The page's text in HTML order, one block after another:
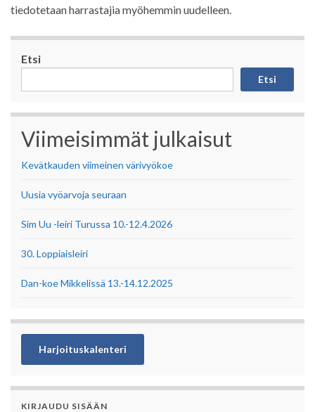
tiedotetaan harrastajia myöhemmin uudelleen.
Etsi
Etsi
Viimeisimmät julkaisut
Kevätkauden viimeinen värivyökoe
Uusia vyöarvoja seuraan
Sim Uu -leiri Turussa 10.-12.4.2026
30. Loppiaisleiri
Dan-koe Mikkelissä 13.-14.12.2025
Harjoituskalenteri
KIRJAUDU SISÄÄN